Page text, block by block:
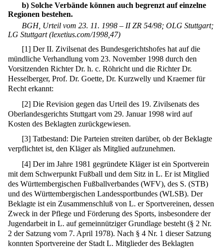
b) Solche Verbände können auch begrenzt auf einzelne
Regionen bestehen.
BGH, Urteil vom 23. 11. 1998 – II ZR 54/98; OLG Stuttgart;
LG Stuttgart (lexetius.com/1998,47)
[1] Der II. Zivilsenat des Bundesgerichtshofes hat auf die
mündliche Verhandlung vom 23. November 1998 durch den
Vorsitzenden Richter Dr. h. c. Röhricht und die Richter Dr.
Hesselberger, Prof. Dr. Goette, Dr. Kurzwelly und Kraemer für
Recht erkannt:
[2] Die Revision gegen das Urteil des 19. Zivilsenats des
Oberlandesgerichts Stuttgart vom 29. Januar 1998 wird auf
Kosten des Beklagten zurückgewiesen.
[3] Tatbestand: Die Parteien streiten darüber, ob der Beklagte
verpflichtet ist, den Kläger als Mitglied aufzunehmen.
[4] Der im Jahre 1981 gegründete Kläger ist ein Sportverein
mit dem Schwerpunkt Fußball und dem Sitz in L. Er ist Mitglied
des Württembergischen Fußballverbandes (WFV), des S. (STB)
und des Württembergischen Landessportbundes (WLSB). Der
Beklagte ist ein Zusammenschluß von L. er Sportvereinen, dessen
Zweck in der Pflege und Förderung des Sports, insbesondere der
Jugendarbeit in L. auf gemeinnütziger Grundlage besteht (§ 2 Nr.
2 der Satzung vom 7. April 1978). Nach § 4 Nr. 1 dieser Satzung
konnten Sportvereine der Stadt L. Mitglieder des Beklagten